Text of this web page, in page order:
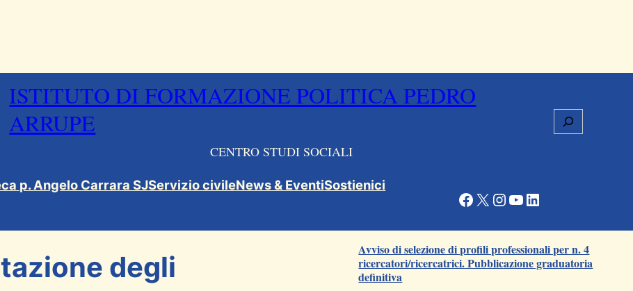
ISTITUTO DI FORMAZIONE POLITICA PEDRO
ARRUPE
CENTRO STUDI SOCIALI
Cerca
p. Angelo Carrara SJServizio civileNews & EventiSostienici
Facebook X Instagram YouTube LinkedIn
degli
Avviso di selezione di profili professionali per n. 4
ricercatori/ricercatrici. Pubblicazione graduatoria
definitiva